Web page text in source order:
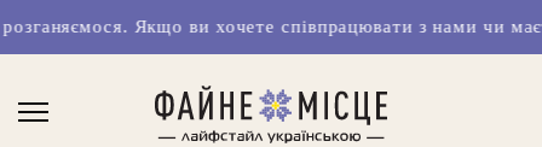
співпрацювати з нами чи маєте класні ідеї,